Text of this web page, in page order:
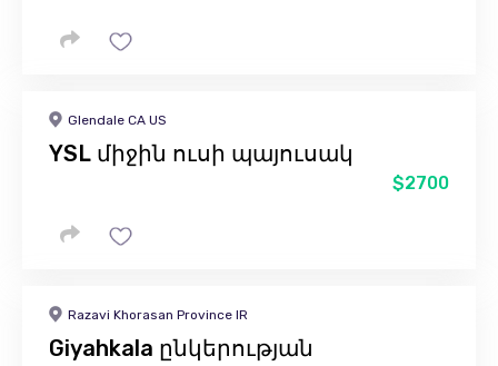
Glendale CA US
YSL միջին ուսի պայուսակ
$2700
Razavi Khorasan Province IR
Giyahkala ընկերության